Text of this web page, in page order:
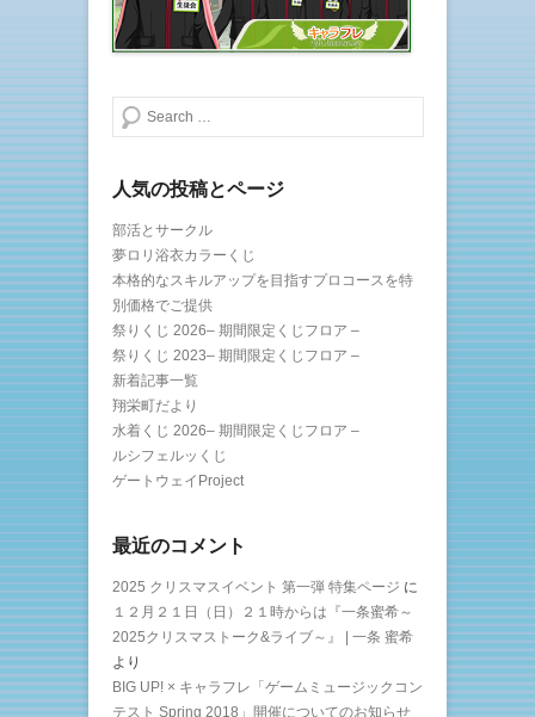
ウ
で
開
き
)
検索する
人気の投稿とページ
部活とサークル
夢ロリ浴衣カラーくじ
本格的なスキルアップを目指すプロコースを特
別価格でご提供
祭りくじ 2026– 期間限定くじフロア –
祭りくじ 2023– 期間限定くじフロア –
新着記事一覧
翔栄町だより
水着くじ 2026– 期間限定くじフロア –
ルシフェルッくじ
ゲートウェイProject
最近のコメント
2025 クリスマスイベント 第一弾 特集ページ に
１２月２１日（日）２１時からは『一条蜜希～
2025クリスマストーク&ライブ～』 | 一条 蜜希
より
BIG UP! × キャラフレ「ゲームミュージックコン
テスト Spring 2018」開催についてのお知らせ